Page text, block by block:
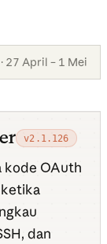
27 April – 1 Mei
v2.1.126
kode OAuth
dan